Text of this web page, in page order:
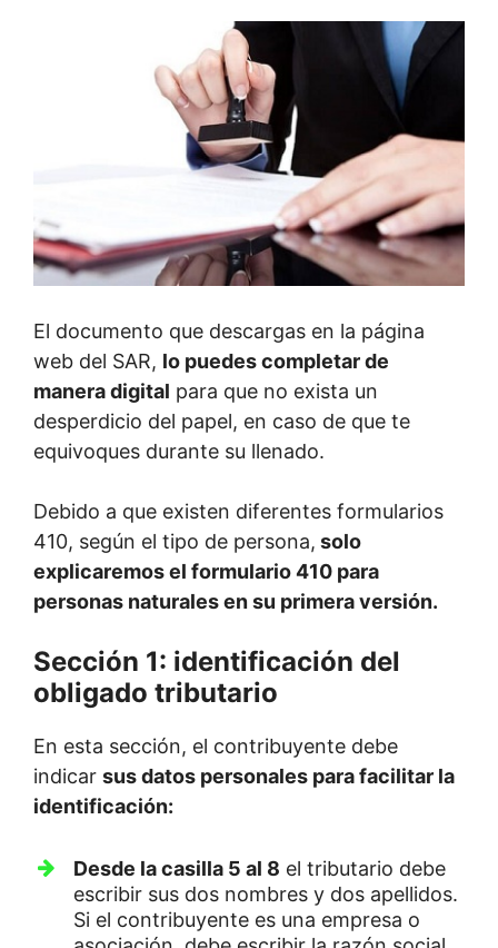
El documento que descargas en la página
web del SAR, lo puedes completar de
manera digital para que no exista un
desperdicio del papel, en caso de que te
equivoques durante su llenado.
Debido a que existen diferentes formularios
410, según el tipo de persona, solo
explicaremos el formulario 410 para
personas naturales en su primera versión.
Sección 1: identificación del
obligado tributario
En esta sección, el contribuyente debe
indicar sus datos personales para facilitar la
identificación:
Desde la casilla 5 al 8 el tributario debe
escribir sus dos nombres y dos apellidos.
Si el contribuyente es una empresa o